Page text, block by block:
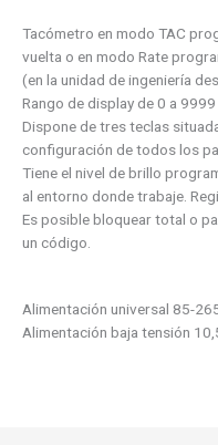
Tacómetro en modo TAC
vuelta o en modo Rate
(en la unidad de ingeniería
Rango de display de 0 a
Dispone de tres teclas
configuración de todos los
Tiene el nivel de brillo
al entorno donde trabaje.
Es posible bloquear total o
un código.
Alimentación universal 85-
Alimentación baja tensión